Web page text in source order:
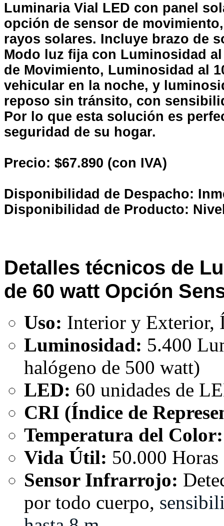
Luminaria Vial LED con panel
opción de sensor de
rayos solares. Incluye brazo de
Modo luz fija con Luminosidad
de Movimiento, Luminosidad al
vehicular en la noche, y
reposo sin tránsito, con
Por lo que esta solución es
seguridad de su hogar.
Precio: $67.890 (con IVA)
Disponibilidad de Despacho:
Disponibilidad de Producto:
Detalles técnicos de
de 60 watt Opción
Uso: Interior y Exterior,
Luminosidad: 5.400
halógeno de 500 watt)
LED: 60 unidades de
CRI (Índice de
Temperatura del Color:
Vida Útil: 50.000 Horas
Sensor Infrarrojo:
por todo cuerpo,